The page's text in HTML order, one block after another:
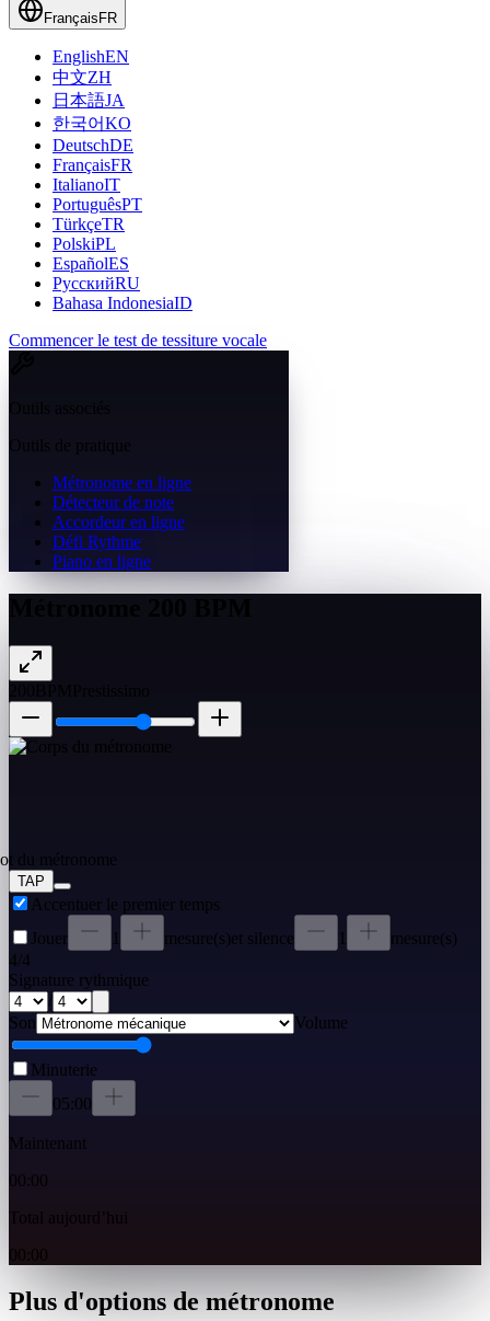
Français FR
EnglishEN
中文ZH
日本語JA
한국어KO
DeutschDE
FrançaisFR
ItalianoIT
PortuguêsPT
TürkçeTR
PolskiPL
EspañolES
РусскийRU
Bahasa IndonesiaID
Commencer le test de tessiture vocale
Outils associés
Outils de pratique
Métronome en ligne
Détecteur de note
Accordeur en ligne
Défi Rythme
Piano en ligne
TAP
Accentuer le premier temps
Jouer
1 mesure(s)et silence 1
mesure(s)
4/4
Signature rythmique
/
Son
Volume
Minuterie
05:00
Maintenant
00:00
Total aujourd’hui
00:00
Plus d'options de métronome